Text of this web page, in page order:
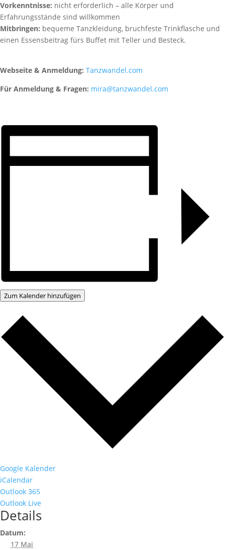
Vorkenntnisse: nicht erforderlich – alle Körper und
Erfahrungsstände sind willkommen
Mitbringen: bequeme Tanzkleidung, bruchfeste Trinkflasche und
einen Essensbeitrag fürs Buffet mit Teller und Besteck.
Webseite & Anmeldung: Tanzwandel.com
Für Anmeldung & Fragen: mira@tanzwandel.com
Zum Kalender hinzufügen
Google Kalender
iCalendar
Outlook 365
Outlook Live
Details
Datum:
17 Mai